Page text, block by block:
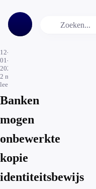
12-
01-
2022
2 min.
leestijd
Banken
mogen
onbewerkte
kopie
identiteitsbewijs